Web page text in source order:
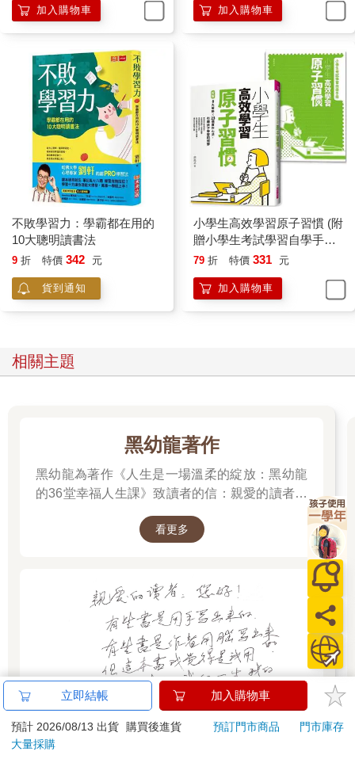
會因為孩子作業寫的如何而開罵，但我在意的是如何養成一個好
的習慣才是關鍵。只要養成好習慣，功課不會差到哪裡去。
那要怎麼改變呢？
我覺得這可以分成兩個階段：
從壞習慣著手改變
首先要先定義什麼是壞習慣！我自己覺得壞習慣就是會造成自己
貨他人困擾的習慣。譬如說孩子寫作業拖拖拉拉，其實孩子也知
道自己沒有做好，有時候作業寫不完但是又要睡覺不然明天爬不
起來，就可能出現焦慮跟憤怒，他知道自己沒有控制好時間寫作
業，但是他並不知道如何改進。這時候就非常仰賴家長的引導
了。起碼要讓孩子知道這是不好的習慣，然後跟孩子確認是否想
一起改變，鼓勵孩子只要有一個開始，就有機會可以打敗壞習
吃飯的習慣，就跟他們討論我們要在半小時之內完成，如果可以
好好在餐桌上吃完飯，之後就會有多一點時間可以看Youtube
好」的心態，不要給自己與孩子太多的壓力牆破一定要做到，就
很難蓋很高。願意開始做都是很棒的起頭，重點是情況有逐漸好
轉，明明孩子在學校都可以順利完成，在家卻不行，那表示這只
是孩子想不想的議題。有些孩子喜歡人家餵食他，享受被愛的感
受。可以把這樣被愛感受轉換到一起看影片，抱著孩子一起欣賞
我們可以看見孩子的行為改變，並給予具體改變行為鼓勵，讓孩
子可以累積成就感與肯定，之後孩子也比較願意持續操作，當孩
子出現好的行為時，我們就給予肯定，逐步形成正向循環，之後
讓孩子逐步累積小成功，一段時間之後帶領孩子回顧自己的改
變，也在給予孩子肯定與支持，孩子也會比較願意認同這樣的改
將好習慣強化鞏固
要讓好習慣持續進行，可以參考<<原子習慣>>當中的行為改變四
法則：
加入購物車 加入購物車
不敗學習力：學霸都在用的
10大聰明讀書法
9 折 特價 342 元
貨到通知
小學生高效學習原子習慣 (附
贈小學生考試學習自學手
冊)：拆解8大策略Ｘ23個實
學
79 折 特價 331 元
加入購物車
相關主題
黑幼龍著作
黑幼龍為著作《人生是一場溫柔的綻放：黑幼龍
的36堂幸福人生課》致讀者的信：親愛的讀者：
您好！ 有些書是用手寫出來。有些書是作者用腦
寫出來。但這本書我覺得是我用生命寫出來。我
始，我的感受，特別是能觸動自己、觸動他人的
感受，我都寫出來了！希望你會喜歡。 黑幼龍
看更多
立即結帳 加入購物車
預計 2026/08/13 出貨 購買後進貨 預訂門市商品
門市庫存
大量採購